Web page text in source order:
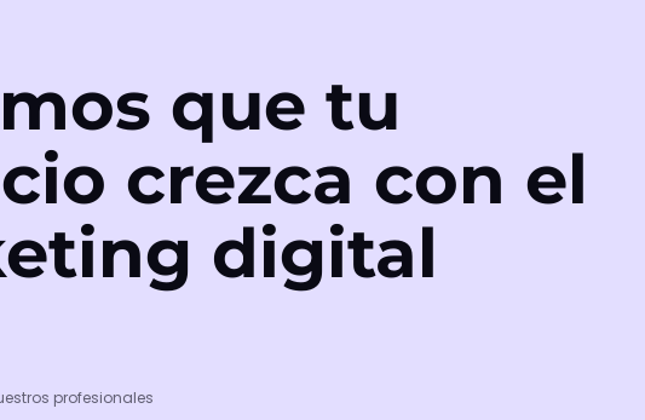
que tu
crezca con el
digital
profesionales